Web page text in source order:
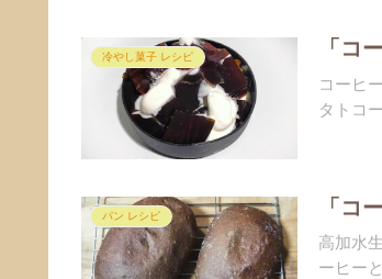
冷やし菓子 レシピ 「コ
コーヒ
タトコ
パン レシピ 「コ
高加水
ーヒー